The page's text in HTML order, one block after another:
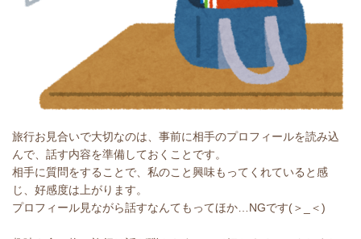
旅行お見合いで大切なのは、事前に相手のプロフィールを読み込
んで、話す内容を準備しておくことです。
相手に質問をすることで、私のこと興味もってくれていると感
じ、好感度は上がります。
プロフィール見ながら話すなんてもってほか…NGです(＞_＜)